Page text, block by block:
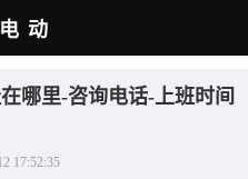
动
哪里-咨询电话-上班时间
17:52:35